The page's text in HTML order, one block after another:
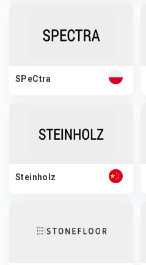
SPeCtra
Steinholz